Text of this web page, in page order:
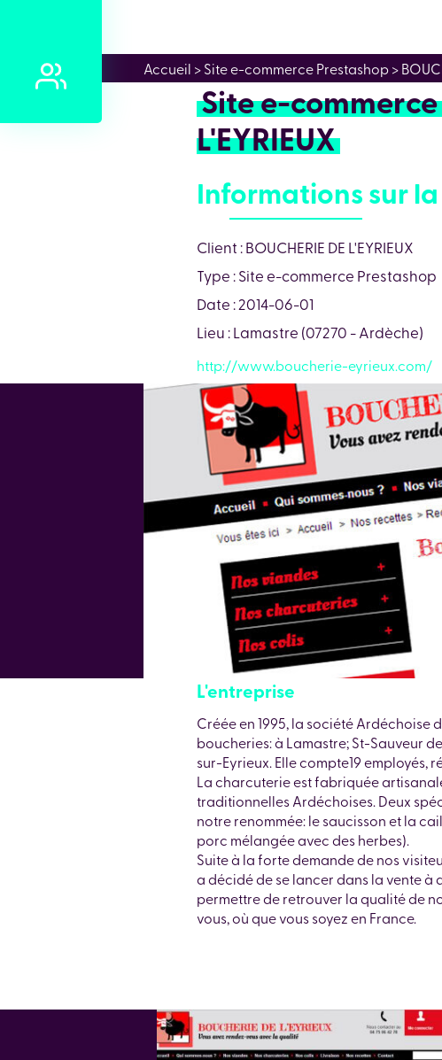
Accueil > Site e-commerce Prestashop >
Site e-commerce
L'EYRIEUX
Informations sur
Client : BOUCHERIE DE L'EYRIEUX
Type : Site e-commerce Prestashop
Date : 2014-06-01
Lieu : Lamastre (07270 - Ardèche)
http://www.boucherie-eyrieux.com/
L'entreprise
Créée en 1995, la société Ardéchoise
boucheries: à Lamastre; St-Sauveur
sur-Eyrieux. Elle compte19 employés,
La charcuterie est fabriquée
traditionnelles Ardéchoises. Deux
notre renommée: le saucisson et la
porc mélangée avec des herbes).
Suite à la forte demande de nos
a décidé de se lancer dans la vente à
permettre de retrouver la qualité de
vous, où que vous soyez en France.